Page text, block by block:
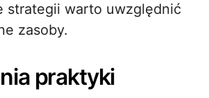
strategii warto uwzględnić
zasoby.
praktyki